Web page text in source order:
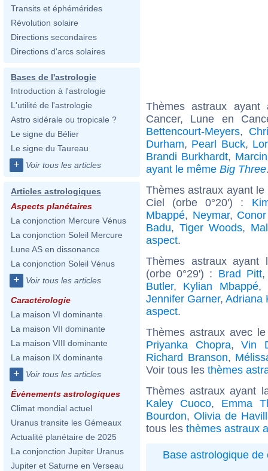
Transits et éphémérides
Révolution solaire
Directions secondaires
Directions d'arcs solaires
Bases de l'astrologie
Introduction à l'astrologie
L'utilité de l'astrologie
Astro sidérale ou tropicale ?
Le signe du Bélier
Le signe du Taureau
+ Voir tous les articles
Articles astrologiques
Aspects planétaires
La conjonction Mercure Vénus
La conjonction Soleil Mercure
Lune AS en dissonance
La conjonction Soleil Vénus
+ Voir tous les articles
Caractérologie
La maison VI dominante
La maison VII dominante
La maison VIII dominante
La maison IX dominante
+ Voir tous les articles
Évènements astrologiques
Climat mondial actuel
Uranus transite les Gémeaux
Actualité planétaire de 2025
La conjonction Jupiter Uranus
Jupiter et Saturne en Verseau
Thèmes astraux
Cancer, Lune en
Bettencourt-Meyers,
Durham, Pearl Buck,
Brandi Burkhardt,
ayant le même Big Three
Thèmes astraux ayant
Ciel (orbe 0°20') :
Mbappé, Neymar,
Badu, Tiger Woods,
aspect.
Thèmes astraux ayant
(orbe 0°29') : Brad Pitt
Butler, Kylian Mbappé,
Jennifer Garner, Adriana
aspect.
Thèmes astraux avec
Priyanka Chopra,Vin
Richard Branson,
Voir tous les thèmes
Thèmes astraux ayant
Kaley Cuoco, Emma
Bourdon, Olivia de
tous les thèmes astraux
Base astrologique de